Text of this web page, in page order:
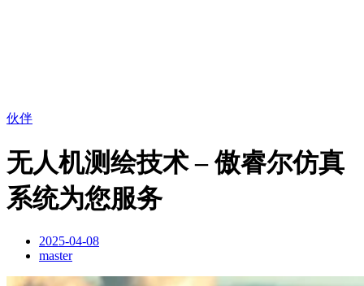
伙伴
无人机测绘技术 – 傲睿尔仿真
系统为您服务
2025-04-08
master